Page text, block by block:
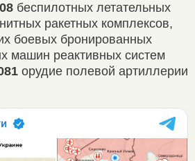
беспилотных летательных
ракетных комплексов,
боевых бронированных
машин реактивных систем
орудие полевой артиллерии